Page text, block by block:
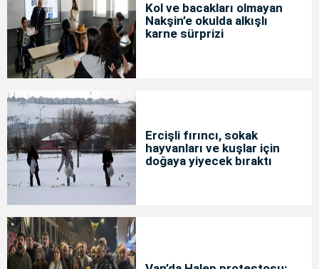
Kol ve bacakları olmayan
Nakşin’e okulda alkışlı
karne sürprizi
Ercişli fırıncı, sokak
hayvanları ve kuşlar için
doğaya yiyecek bıraktı